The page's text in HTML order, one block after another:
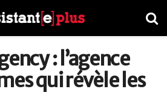
: l’agence
qui révèle les